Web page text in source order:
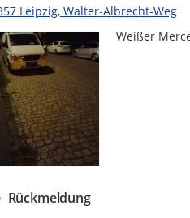
Leipzig, Walter-Albrecht-Weg
Weißer
Rückmeldung